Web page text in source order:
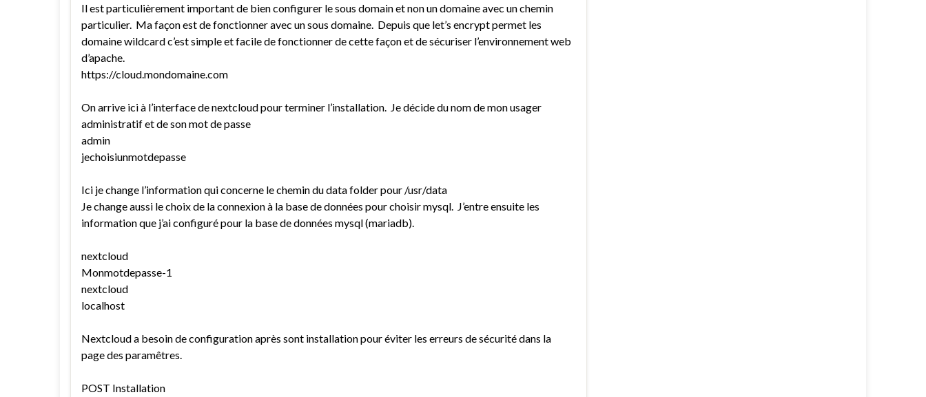
Il est particulièrement important de bien configurer le sous domain et non un domaine avec un chemin
particulier. Ma façon est de fonctionner avec un sous domaine. Depuis que let’s encrypt permet les
domaine wildcard c’est simple et facile de fonctionner de cette façon et de sécuriser l’environnement web
d’apache.
https://cloud.mondomaine.com
On arrive ici à l’interface de nextcloud pour terminer l’installation. Je décide du nom de mon usager
administratif et de son mot de passe
admin
jechoisiunmotdepasse
Ici je change l’information qui concerne le chemin du data folder pour /usr/data
Je change aussi le choix de la connexion à la base de données pour choisir mysql. J’entre ensuite les
information que j’ai configuré pour la base de données mysql (mariadb).
nextcloud
Monmotdepasse-1
nextcloud
localhost
Nextcloud a besoin de configuration après sont installation pour éviter les erreurs de sécurité dans la
page des paramêtres.
POST Installation